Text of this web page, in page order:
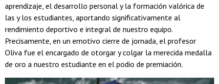
aprendizaje, el desarrollo personal y la formación valórica de
las y los estudiantes, aportando significativamente al
rendimiento deportivo e integral de nuestro equipo.
Precisamente, en un emotivo cierre de jornada, el profesor
Oliva fue el encargado de otorgar y colgar la merecida medalla
de oro a nuestro estudiante en el podio de premiación.